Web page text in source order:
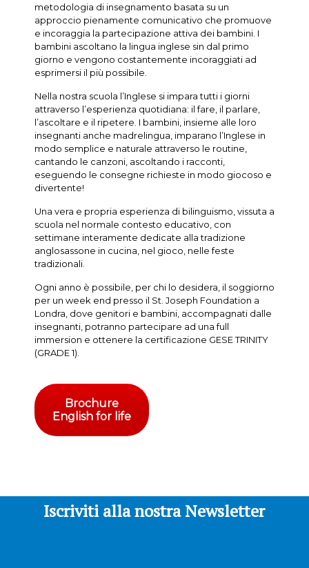
metodologia di insegnamento basata su un
approccio pienamente comunicativo che promuove
e incoraggia la partecipazione attiva dei bambini. I
bambini ascoltano la lingua inglese sin dal primo
giorno e vengono costantemente incoraggiati ad
esprimersi il più possibile.
Nella nostra scuola l’Inglese si impara tutti i giorni
attraverso l’esperienza quotidiana: il fare, il parlare,
l’ascoltare e il ripetere. I bambini, insieme alle loro
insegnanti anche madrelingua, imparano l’Inglese in
modo semplice e naturale attraverso le routine,
cantando le canzoni, ascoltando i racconti,
eseguendo le consegne richieste in modo giocoso e
divertente!
Una vera e propria esperienza di bilinguismo, vissuta a
scuola nel normale contesto educativo, con
settimane interamente dedicate alla tradizione
anglosassone in cucina, nel gioco, nelle feste
tradizionali.
Ogni anno è possibile, per chi lo desidera, il soggiorno
per un week end presso il St. Joseph Foundation a
Londra, dove genitori e bambini, accompagnati dalle
insegnanti, potranno partecipare ad una full
immersion e ottenere la certificazione GESE TRINITY
(GRADE 1).
Brochure
English for life
Iscriviti alla nostra Newsletter